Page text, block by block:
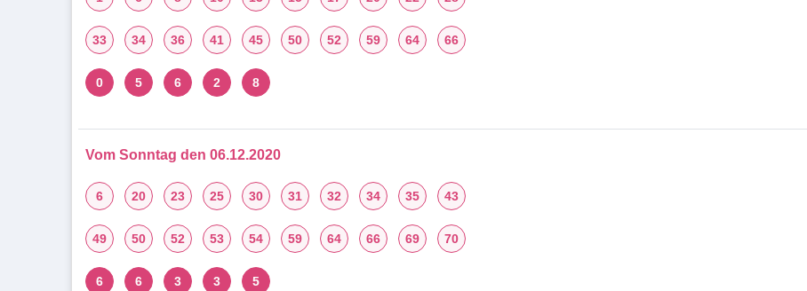
33 34 36 41 45 50 52 59 64 66
0 5 6 2 8
Vom Sonntag den 06.12.2020
6 20 23 25 30 31 32 34 35 43
49 50 52 53 54 59 64 66 69 70
6 6 3 3 5